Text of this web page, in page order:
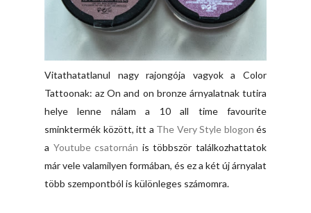
Vitathatatlanul nagy rajongója vagyok a Color
Tattoonak: az On and on bronze árnyalatnak tutira
helye lenne nálam a 10 all time favourite
sminktermék között, itt a The Very Style blogon és
a Youtube csatornán is többször találkozhattatok
már vele valamilyen formában, és ez a két új árnyalat
több szempontból is különleges számomra.